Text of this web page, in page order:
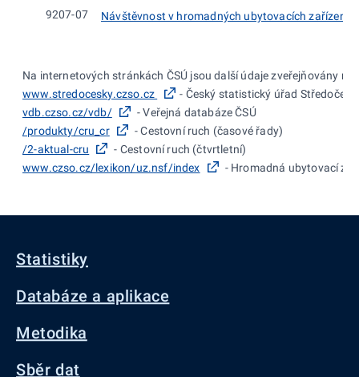
9207-07 Návštěvnost v hromadných ubytovacích
Na internetových stránkách ČSÚ jsou další údaje zveřejňovány na:
www.stredocesky.czso.cz
- Český statistický úřad
vdb.czso.cz/vdb/
- Veřejná databáze ČSÚ
/produkty/cru_cr
- Cestovní ruch (časové řady)
/2-aktual-cru
- Cestovní ruch (čtvrtletní)
www.czso.cz/lexikon/uz.nsf/index
- Hromadná ubytovací
Statistiky
Databáze a aplikace
Metodika
Sběr dat